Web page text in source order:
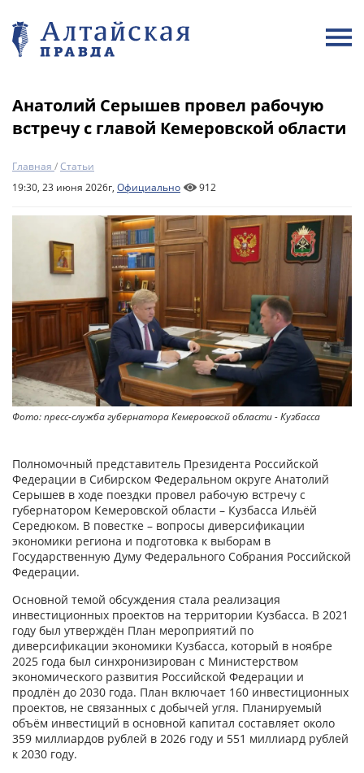
Анатолий Серышев провел рабочую
встречу с главой Кемеровской области
Главная /Статьи
19:30, 23 июня 2026г, Официально 912
Фото: пресс-служба губернатора Кемеровской области - Кузбасса
Полномочный представитель Президента Российской
Федерации в Сибирском Федеральном округе Анатолий
Серышев в ходе поездки провел рабочую встречу с
губернатором Кемеровской области – Кузбасса Ильёй
Середюком. В повестке – вопросы диверсификации
экономики региона и подготовка к выборам в
Государственную Думу Федерального Собрания Российской
Федерации.
Основной темой обсуждения стала реализация
инвестиционных проектов на территории Кузбасса. В 2021
году был утверждён План мероприятий по
диверсификации экономики Кузбасса, который в ноябре
2025 года был синхронизирован с Министерством
экономического развития Российской Федерации и
продлён до 2030 года. План включает 160 инвестиционных
проектов, не связанных с добычей угля. Планируемый
объём инвестиций в основной капитал составляет около
359 миллиардов рублей в 2026 году и 551 миллиард рублей
к 2030 году.